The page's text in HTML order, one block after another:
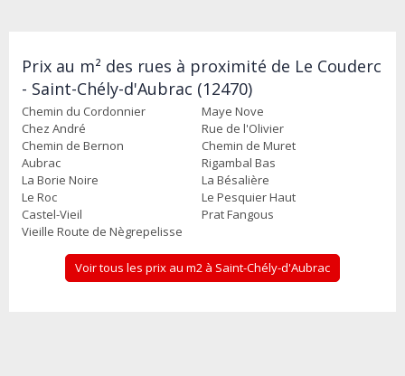
Prix au m² des rues à proximité de Le Couderc
- Saint-Chély-d'Aubrac (12470)
Chemin du Cordonnier
Maye Nove
Chez André
Rue de l'Olivier
Chemin de Bernon
Chemin de Muret
Aubrac
Rigambal Bas
La Borie Noire
La Bésalière
Le Roc
Le Pesquier Haut
Castel-Vieil
Prat Fangous
Vieille Route de Nègrepelisse
Voir tous les prix au m2 à Saint-Chély-d'Aubrac